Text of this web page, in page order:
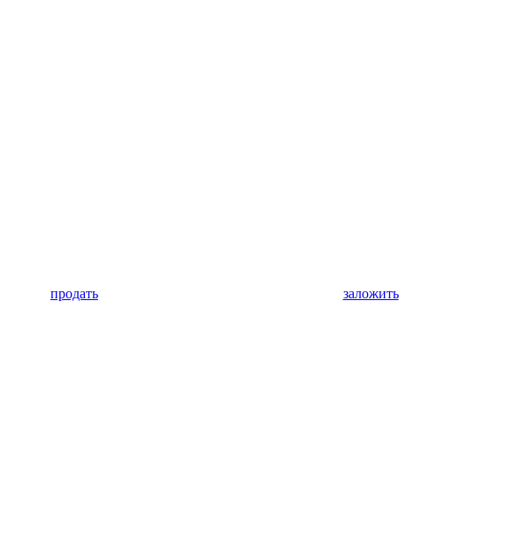
продать
заложить